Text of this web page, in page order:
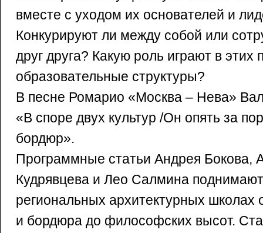
вместе с уходом их основателей и
Конкурируют ли между собой или
друг друга? Какую роль играют в этих
образовательные структуры?
В песне Ромарио «Москва – Нева»
«В споре двух культур /Он опять за
бордюр».
Программные статьи Андрея Бокова,
Кудрявцева и Лео Салмина
региональных архитектурных школах
и бордюра до философских высот.